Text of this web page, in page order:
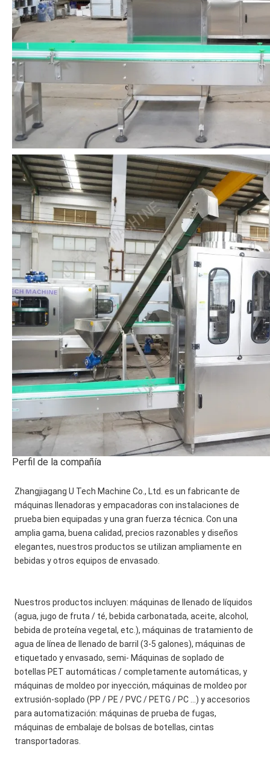
Perfil de la compañía
Zhangjiagang U Tech Machine Co., Ltd. es un fabricante de
máquinas llenadoras y empacadoras con instalaciones de
prueba bien equipadas y una gran fuerza técnica. Con una
amplia gama, buena calidad, precios razonables y diseños
elegantes, nuestros productos se utilizan ampliamente en
bebidas y otros equipos de envasado.
Nuestros productos incluyen: máquinas de llenado de líquidos
(agua, jugo de fruta / té, bebida carbonatada, aceite, alcohol,
bebida de proteína vegetal, etc.), máquinas de tratamiento de
agua de línea de llenado de barril (3-5 galones), máquinas de
etiquetado y envasado, semi- Máquinas de soplado de
botellas PET automáticas / completamente automáticas, y
máquinas de moldeo por inyección, máquinas de moldeo por
extrusión-soplado (PP / PE / PVC / PETG / PC ...) y accesorios
para automatización: máquinas de prueba de fugas,
máquinas de embalaje de bolsas de botellas, cintas
transportadoras.